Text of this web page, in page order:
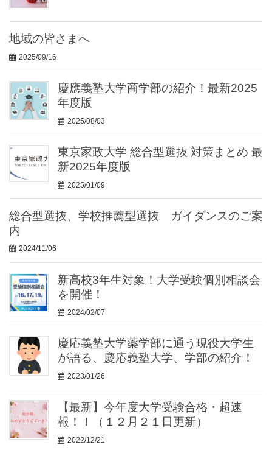
地域の皆さまへ
2025/09/16
慶應義塾大学商学部の紹介！最新2025
年度版
2025/08/03
東京家政大学 総合型選抜 対策まとめ 最
新2025年度版
2025/01/09
総合型選抜、学校推薦型選抜 ガイダンスのご案
内
2024/11/06
新高校3年生対象！大学受験個別相談会
を開催！
2024/02/07
慶応義塾大学薬学部に通う現役大学生
が語る、慶応義塾大学、学部の紹介！
2023/01/26
【最新】今年度大学受験合格・超速
報！！（１２月２１日更新）
2022/12/21